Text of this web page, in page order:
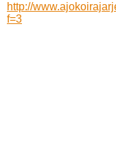
http://
f=3